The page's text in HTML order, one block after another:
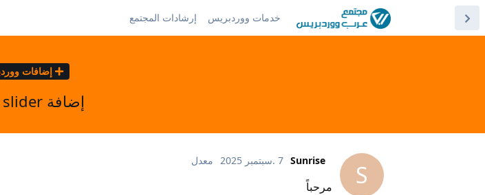
خدمات ووردبريس إرشادات المجتمع
إضافات
إضافة Team slider
S
Sunrise 7 .سبتمبر 2025 معدل
مرحباً